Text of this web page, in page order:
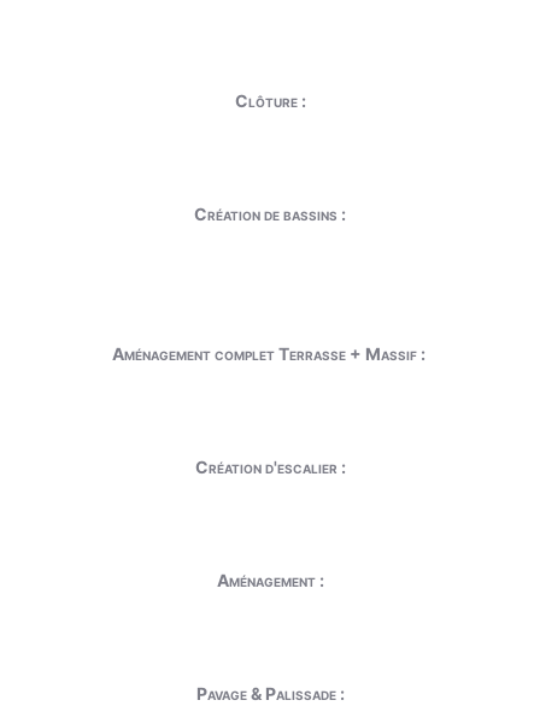
Clôture :
Création de bassins :
Aménagement complet Terrasse + Massif :
Création d'escalier :
Aménagement :
Pavage & Palissade :